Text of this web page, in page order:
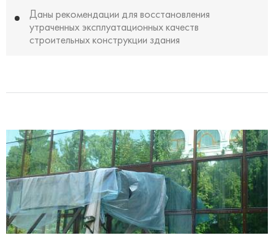
Даны рекомендации для восстановления
утраченных эксплуатационных качеств
строительных конструкции здания